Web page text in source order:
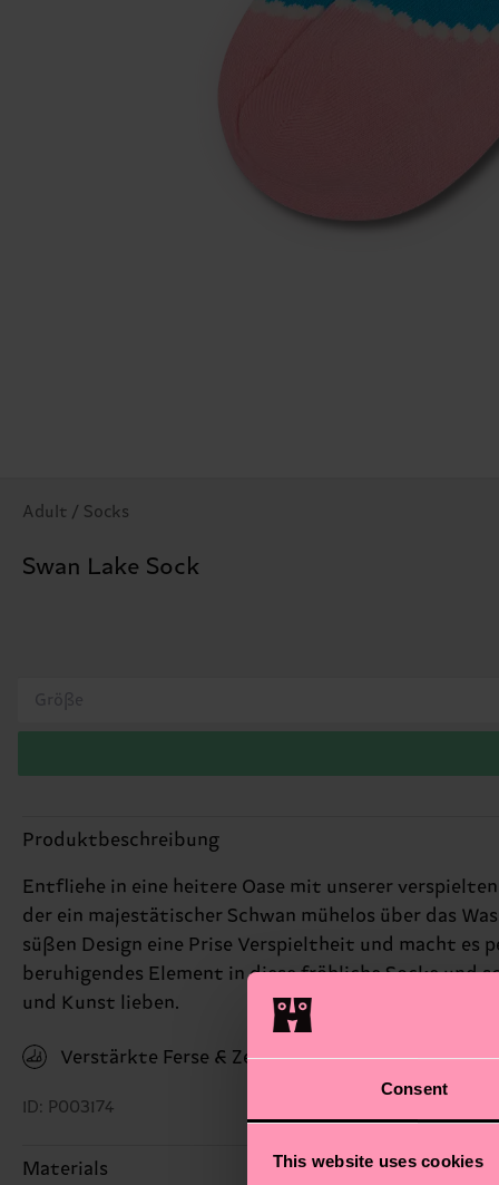
Consent
This website uses cookies
Adult / Socks
Swan Lake Sock
Größe
Produktbeschreibung
Entfliehe in eine heitere Oase mit unserer
der ein majestätischer Schwan mühelos über das
süßen Design eine Prise Verspieltheit und macht es
beruhigendes Element in diese fröhliche Socke
und Kunst lieben.
Verstärkte Ferse & Zehen
ID: P003174
Materials